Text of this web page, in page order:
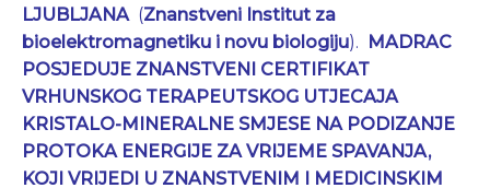
LJUBLJANA(Znanstveni Institut za
bioelektromagnetiku i novu biologiju). MADRAC
POSJEDUJE ZNANSTVENI CERTIFIKAT
VRHUNSKOG TERAPEUTSKOG UTJECAJA
KRISTALO-MINERALNE SMJESE NA PODIZANJE
PROTOKA ENERGIJE ZA VRIJEME SPAVANJA,
KOJI VRIJEDI U ZNANSTVENIM I MEDICINSKIM